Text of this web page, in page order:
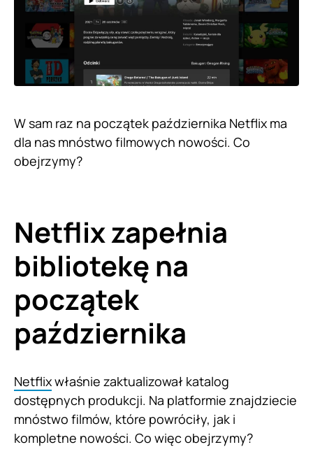
W sam raz na początek października Netflix ma
dla nas mnóstwo filmowych nowości. Co
obejrzymy?
Netflix zapełnia
bibliotekę na
początek
października
Netflixwłaśnie zaktualizował katalog
dostępnych produkcji. Na platformie znajdziecie
mnóstwo filmów, które powróciły, jak i
kompletne nowości. Co więc obejrzymy?